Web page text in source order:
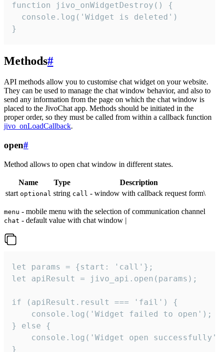
function jivo_onWidgetDestroy() {
  console.log('Widget is deleted')
}
Methods#
API methods allow you to customise chat widget on your website.
They can be used to manage the chat window behavior, and also to
send any information from the page on which the chat window is
placed to the JivoChat app. Methods should be initiated in the
proper order, so they must be called from within a callback function
jivo_onLoadCallback.
open#
Method allows to open chat window in different states.
Name Type
Description
start optional string call - window with callback request form\
menu - mobile menu with the selection of communication channel
chat - default value with chat window |
let params = {start: 'call'};
let apiResult = jivo_api.open(params);
if (apiResult.result === 'fail') {
    console.log('Widget failed to open');
} else {
console.log('Widget open
}